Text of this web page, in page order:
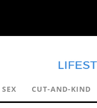
SEX CUT-AND-KIND